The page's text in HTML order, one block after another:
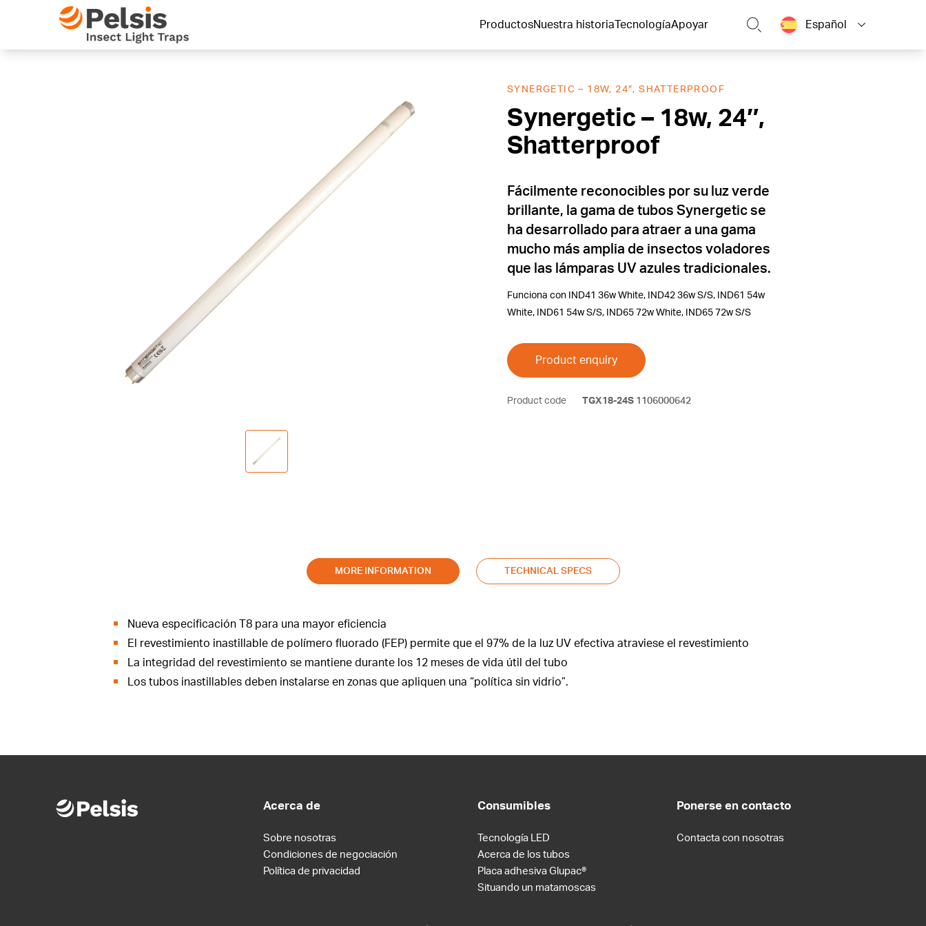
Skip to content
Pelsis Insect Light Traps
ProductosNuestra historia TecnologíaApoyar Español
SYNERGETIC – 18W, 24″, SHATTERPROOF
Synergetic – 18w, 24″,
Shatterproof
Fácilmente reconocibles por su luz verde
brillante, la gama de tubos Synergetic se
ha desarrollado para atraer a una gama
mucho más amplia de insectos voladores
que las lámparas UV azules tradicionales.
Funciona con IND41 36w White, IND42 36w S/S, IND61 54w
White, IND61 54w S/S, IND65 72w White, IND65 72w S/S
Product enquiry
Product code TGX18-24S 1106000642
MORE INFORMATION TECHNICAL SPECS
Nueva especificación T8 para una mayor eficiencia
El revestimiento inastillable de polímero fluorado (FEP) permite que el 97% de la luz UV efectiva atraviese el revestimiento
La integridad del revestimiento se mantiene durante los 12 meses de vida útil del tubo
Los tubos inastillables deben instalarse en zonas que apliquen una “política sin vidrio”.
Acerca de
Sobre nosotras
Condiciones de negociación
Política de privacidad
Consumibles
Tecnología LED
Acerca de los tubos
Placa adhesiva Glupac®
Situando un matamoscas
Ponerse en contacto
Contacta con nosotras